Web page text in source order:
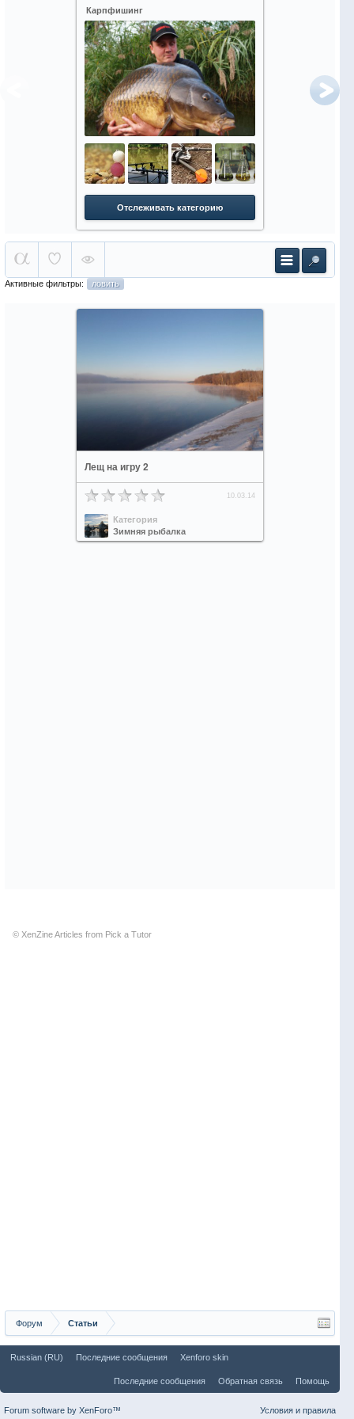
Карпфишинг
Отслеживать категорию
Активные фильтры: ловить
Лещ на игру 2
10.03.14
Категория
Зимняя рыбалка
© XenZineArticles from Pick a Tutor
Форум Статьи
Russian (RU) Последние сообщения Xenforo skin
Последние сообщения Обратная связь Помощь
Условия и правила
Forum software by XenForo™